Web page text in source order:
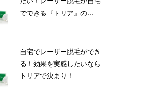
でできる『トリア』の...
自宅でレーザー脱毛ができ
る！効果を実感したいなら
トリアで決まり！